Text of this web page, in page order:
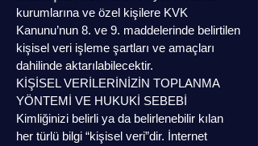
kurumlarına ve özel kişilere KVK
Kanunu’nun 8. ve 9. maddelerinde belirtilen
kişisel veri işleme şartları ve amaçları
dahilinde aktarılabilecektir.
KİŞİSEL VERİLERİNİZİN TOPLANMA
YÖNTEMİ VE HUKUKİ SEBEBİ
Kimliğinizi belirli ya da belirlenebilir kılan
her türlü bilgi “kişisel veri”dir. İnternet